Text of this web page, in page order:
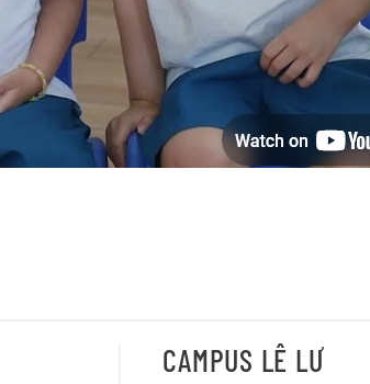
CAMPUS LÊ LƯ